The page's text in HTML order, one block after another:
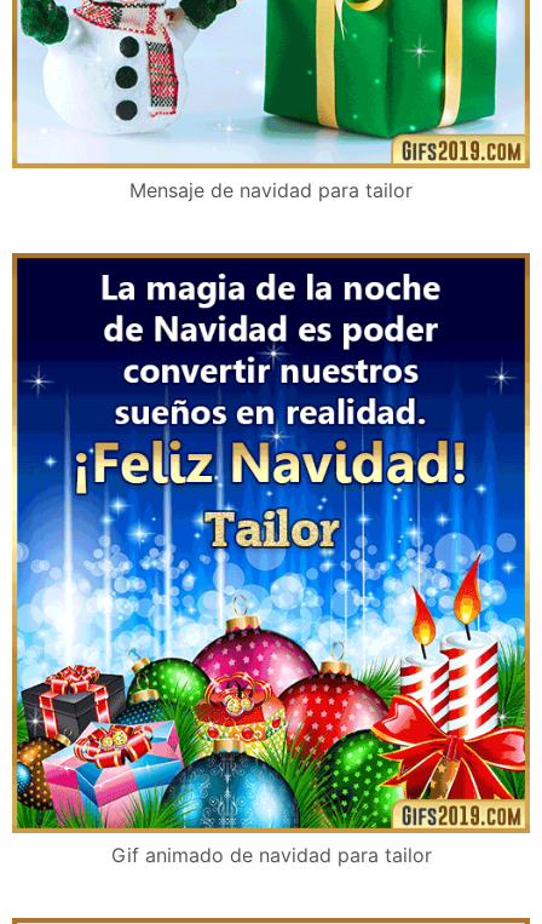
Mensaje de navidad para tailor
Gif animado de navidad para tailor